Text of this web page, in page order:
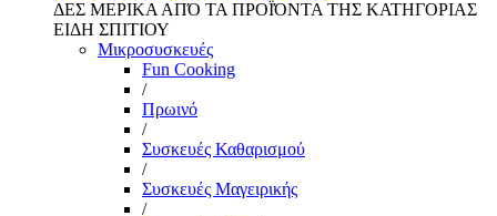
ΔΕΣ ΜΕΡΙΚΑ ΑΠΌ ΤΑ ΠΡΟΪΌΝΤΑ ΤΗΣ ΚΑΤΗΓΟΡΙΑΣ
ΕΙΔΗ ΣΠΙΤΙΟΥ
Μικροσυσκευές
Fun Cooking
/
Πρωινό
/
Συσκευές Καθαρισμού
/
Συσκευές Μαγειρικής
/